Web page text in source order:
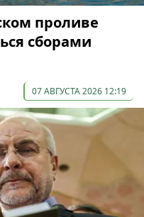
проливе
сборами
07 АВГУСТА 2026 12:19